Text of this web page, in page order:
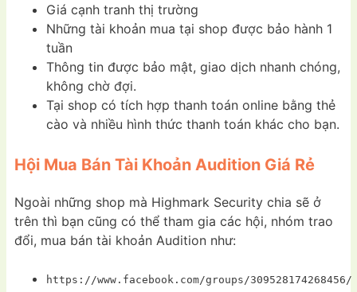
Giá cạnh tranh thị trường
Những tài khoản mua tại shop được bảo hành 1
tuần
Thông tin được bảo mật, giao dịch nhanh chóng,
không chờ đợi.
Tại shop có tích hợp thanh toán online bằng thẻ
cào và nhiều hình thức thanh toán khác cho bạn.
Hội Mua Bán Tài Khoản Audition Giá Rẻ
Ngoài những shop mà Highmark Security chia sẽ ở
trên thì bạn cũng có thể tham gia các hội, nhóm trao
đổi, mua bán tài khoản Audition như:
https://www.facebook.com/groups/309528174268456/